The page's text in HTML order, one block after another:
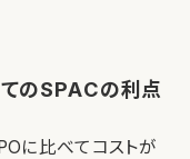
のSPACの利点
に比べてコストが